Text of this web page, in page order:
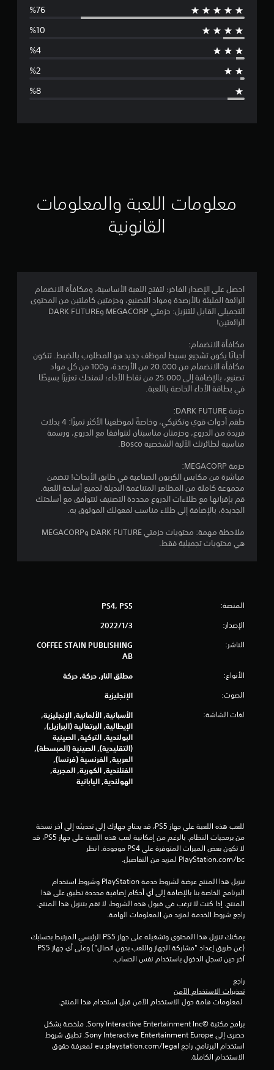
و
س
ط
ت
ي
.
4
2
ج
و
م
5
ن
و
م
ج
ل
ي
9
ن
ل
ي
ي
معلومات اللعبة والمعلومات
القانونية
احصل على الإصدار الفاخر؛ لتفتح اللعبة الأساسية، ومكافأة الانضمام
الرائعة المليئة بالأرصدة ومواد التصنيع، وحزمتين كاملتين من المحتوى
التجميلي القابل للتنزيل: حزمتي MEGACORP وDARK FUTURE
الرائعتين!
مكافأة الانضمام:
أحيانًا يكون تشجيع بسيط لموظف جديد هو المطلوب بالضبط. تتكون
مكافأة الانضمام من 20.000 من الأرصدة، و100 من كل مواد
تصنيع، بالإضافة إلى 25.000 من نقاط الأداء؛ لنمنحك تعزيزًا بسيطًا
في بطاقة الأداء الخاصة باللعبة.
حزمة DARK FUTURE:
طقم أدوات قوي وتكتيكي، وخاصةً لموظفينا الأكثر تميزًا: 4 بدلات
فريدة من الدروع، وحزمتان مناسبتان لتتوافقا مع الدروع، ورسمة
مناسبة لطائرتك الآلية الشخصية Bosco.
حزمة MEGACORP:
مباشرة من مكابس الكربون الصناعية في طابق الأبحاث! تتضمن
مجموعة كاملة من المظاهر المتناغمة البديلة لجميع أسلحة اللعبة.
قم بإقرانها مع طلاءات الدروع محددة التصنيف لتتوافق مع أسلحتك
الجديدة، بالإضافة إلى طلاء مناسب لمعولك الموثوق به.
ملاحظة مهمة: محتويات حزمتي DARK FUTURE وMEGACORP
هي محتويات تجميلية فقط.
المنصة: PS4, PS5
الإصدار: 3‏/1‏/2022
الناشر:
COFFEE STAIN PUBLISHING
AB
الأنواع: مطلق النار, حركة, حركة
الصوت: الإنجليزية
لغات الشاشة:
الأسبانية, الألمانية, الإنجليزية,
الإيطالية, البرتغالية (البرازيل),
البولندية, التركية, الصينية
(التقليدية), الصينية (المبسطة),
العربية, الفرنسية (فرنسا),
الفنلندية, الكورية, المجرية,
الهولندية, اليابانية
‎PlayStation.com/bc لمزيد من التفاصيل.
راجع شروط الخدمة لمزيد من المعلومات الهامة.
آخر حين تسجل الدخول باستخدام نفس الحساب.
راجع
تحذيرات الاستخدام الآمن
الاستخدام الكاملة.